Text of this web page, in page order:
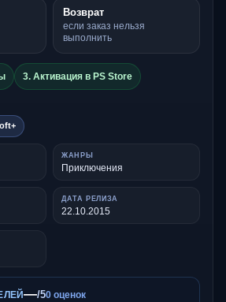
Возврат
если заказ нельзя
выполнить
3. Активация в PS Store
ЖАНРЫ
Приключения
ДАТА РЕЛИЗА
22.10.2015
—/50 оценок